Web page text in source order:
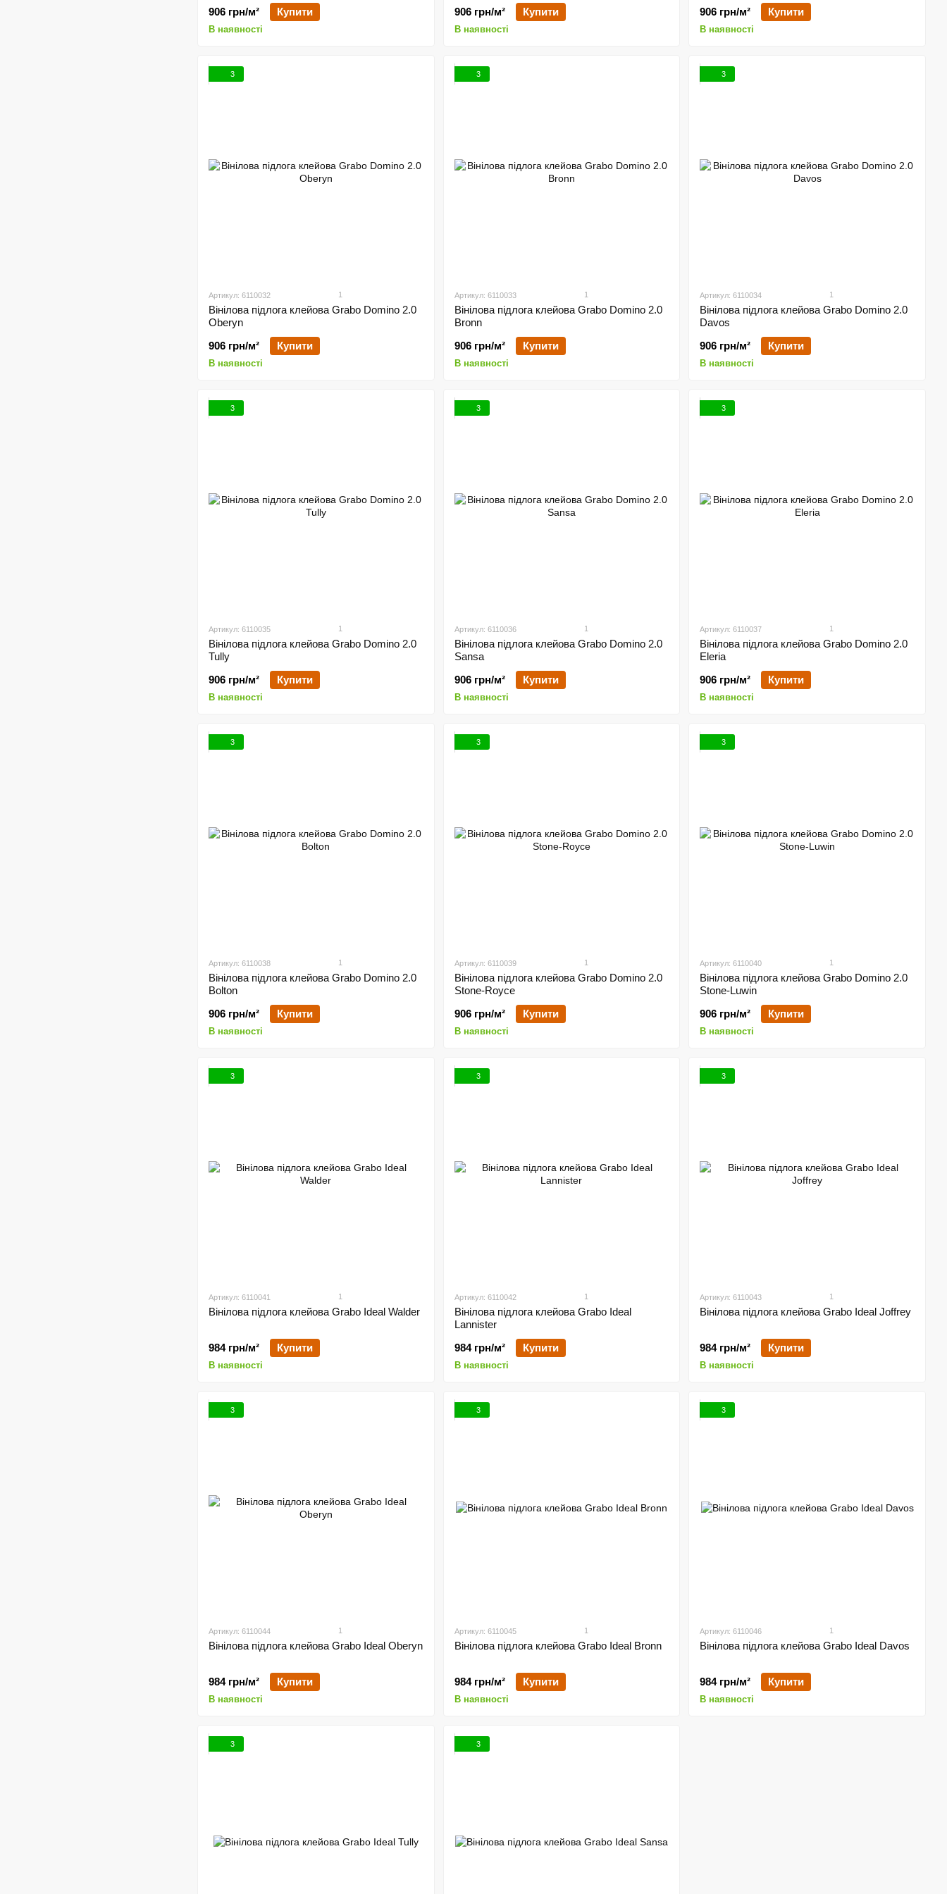
906 грн/м²
Купити
В наявності
906 грн/м²
Купити
В наявності
906 грн/м²
Купити
В наявності
3
Артикул: 6110032 1
Вінілова підлога клейова Grabo Domino 2.0
Oberyn
906 грн/м²
Купити
В наявності
3
Артикул: 6110033 1
Вінілова підлога клейова Grabo Domino 2.0
Bronn
906 грн/м²
Купити
В наявності
3
Артикул: 6110034 1
Вінілова підлога клейова Grabo Domino 2.0
Davos
906 грн/м²
Купити
В наявності
3
Артикул: 6110035 1
Вінілова підлога клейова Grabo Domino 2.0
Tully
906 грн/м²
Купити
В наявності
3
Артикул: 6110036 1
Вінілова підлога клейова Grabo Domino 2.0
Sansa
906 грн/м²
Купити
В наявності
3
Артикул: 6110037 1
Вінілова підлога клейова Grabo Domino 2.0
Eleria
906 грн/м²
Купити
В наявності
3
Артикул: 6110038 1
Вінілова підлога клейова Grabo Domino 2.0
Bolton
906 грн/м²
Купити
В наявності
3
Артикул: 6110039 1
Вінілова підлога клейова Grabo Domino 2.0
Stone-Royce
906 грн/м²
Купити
В наявності
3
Артикул: 6110040 1
Вінілова підлога клейова Grabo Domino 2.0
Stone-Luwin
906 грн/м²
Купити
В наявності
3
Артикул: 6110041 1
Вінілова підлога клейова Grabo Ideal Walder
984 грн/м² Купити
В наявності
3
Артикул: 6110042 1
Вінілова підлога клейова Grabo Ideal
Lannister
984 грн/м²
Купити
В наявності
3
Артикул: 6110043 1
Вінілова підлога клейова Grabo Ideal Joffrey
984 грн/м² Купити
В наявності
3
Артикул: 6110044 1
Вінілова підлога клейова Grabo Ideal Oberyn
984 грн/м² Купити
В наявності
3
Артикул: 6110045 1
Вінілова підлога клейова Grabo Ideal Bronn
984 грн/м² Купити
В наявності
3
Артикул: 6110046 1
Вінілова підлога клейова Grabo Ideal Davos
984 грн/м² Купити
В наявності
3 3